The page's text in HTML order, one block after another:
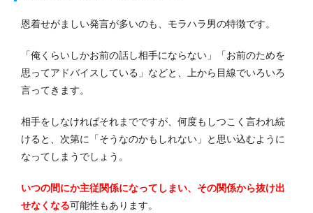
恩着せがましい発言が多いのも、モラハラ男の特徴です。
「俺くらいしかお前の話し相手にならない」「お前のためを
思ってアドバイスしている」などと、上から目線でいろいろ
言ってきます。
相手をしなければそれまでですが、何度もしつこく言われ続
けると、次第に「そうなのかもしれない」と思い込むように
なってしまうでしょう。
いつの間にか主従関係になってしまい、その関係から抜け出
せなくなる可能性もあります。